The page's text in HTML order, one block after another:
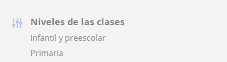
Niveles de las clases
Infantil y preescolar
Primaria